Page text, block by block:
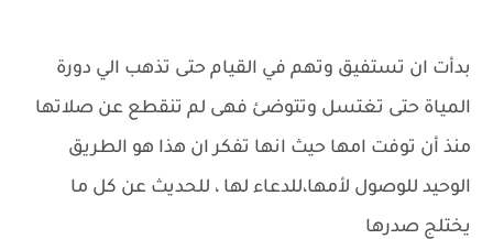
بدأت ان تستفيق وتهم في القيام حتى تذهب الي دورة
المياة حتى تغتسل وتتوضئ فهى لم تنقطع عن صلاتها
منذ أن توفت امها حيث انها تفكر ان هذا هو الطريق
الوحيد للوصول لأمها،للدعاء لها ، للحديث عن كل ما
يختلج صدرها